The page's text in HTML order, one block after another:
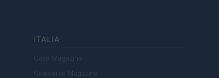
ITALIA
Casa Magazine
Cineverse Magazine